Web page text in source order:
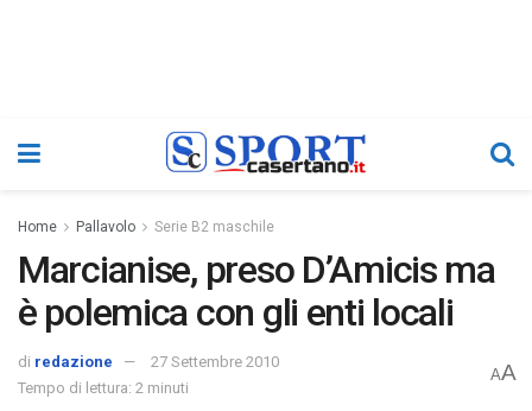
Home Pallavolo Serie B2 maschile
Marcianise, preso D’Amicis ma
è polemica con gli enti locali
di redazione
27 Settembre 2010
Tempo di lettura: 2 minuti
AA